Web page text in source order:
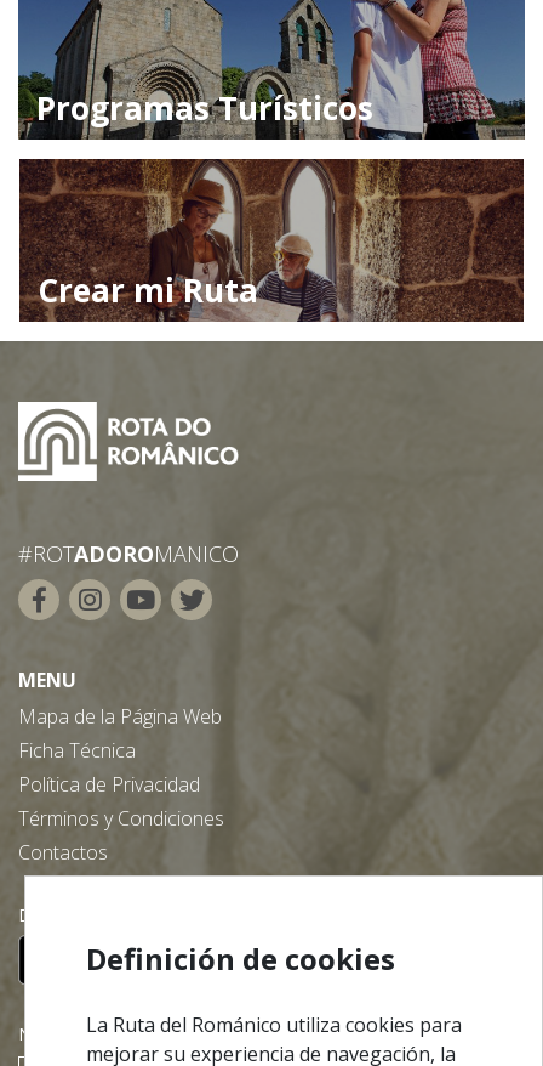
Programas Turísticos
Crear mi Ruta
#ROTADOROMANICO
MENU
Mapa de la Página Web
Ficha Técnica
Política de Privacidad
Términos y Condiciones
Contactos
Descargue nuestra App gratuita:
NEWSLETTER
Definición de cookies
La Ruta del Románico utiliza cookies para
mejorar su experiencia de navegación, la